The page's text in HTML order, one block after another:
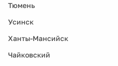
Тюмень
Усинск
Ханты-Мансийск
Чайковский